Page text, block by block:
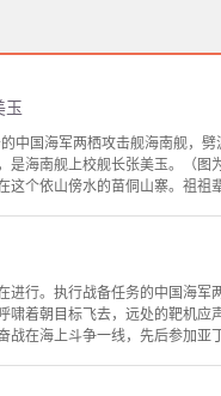
玉
中国海军两栖攻击舰海南舰，
是海南舰上校舰长张美玉。（
个依山傍水的苗侗山寨。祖祖辈
行。执行战备任务的中国海军
啸着朝目标飞去，远处的靶机
在海上斗争一线，先后参加亚